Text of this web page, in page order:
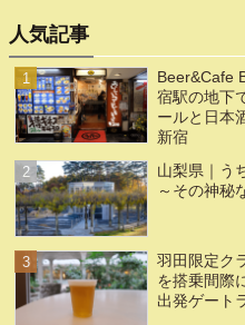
人気記事
Beer&Cafe
宿駅の地下
ールと日本
新宿
山梨県｜う
～その神秘
羽田限定ク
を搭乗間際
出発ゲート